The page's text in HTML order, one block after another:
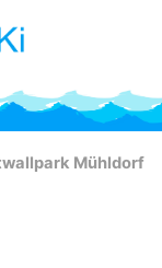
Mühldorf